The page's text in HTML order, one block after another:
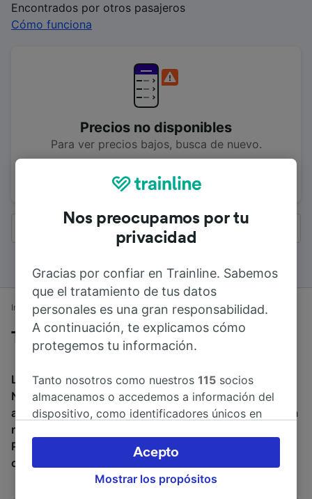
Encontrados por otros pasajeros
Cómo funciona
Precios no disponibles
Para ver precios bajos, busca de nuevo.
Buscar de nuevo
Todos los resultados
Inicio Horarios de trenes Whitby a Newcastle
Trenes desde Whitby a Newcastle
La duración media de viaje en tren entre Whitby y
Newcastle es de 2h 55min. El tren más veloz de Whitby
a Newcastle dura 2h 51min. Alrededor de 2 trenes al día
recorren los 84 km que separan ambas ciudades.
Puedes reservar tu billete a partir de 5,15 € al reservar
con antelación.
Nos preocupamos por tu
privacidad
Gracias por confiar en Trainline. Sabemos
que el tratamiento de tus datos
personales es una gran responsabilidad.
A continuación, te explicamos cómo
protegemos tu información.
Tanto nosotros como nuestros115 socios
almacenamos o accedemos a información del
dispositivo, como identificadores únicos en
Puedes aceptar o administrar tus preferencias
haciendo clic abajo, incluido el derecho de
oposición en función de tu interés legítimo o,
Mostrar los propósitos
Acepto